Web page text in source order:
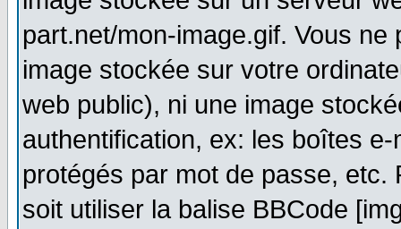
part.net/mon-image.gif. Vous
image stockée sur votre
web public), ni une image
authentification, ex: les boîtes
protégés par mot de passe,
soit utiliser la balise BBCode